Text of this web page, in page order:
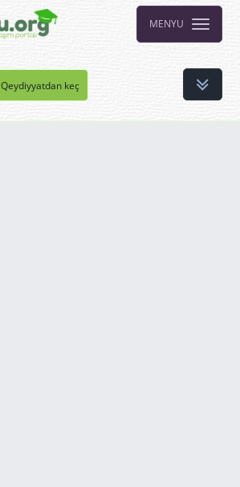
MENYU
Qeydiyyatdan keç